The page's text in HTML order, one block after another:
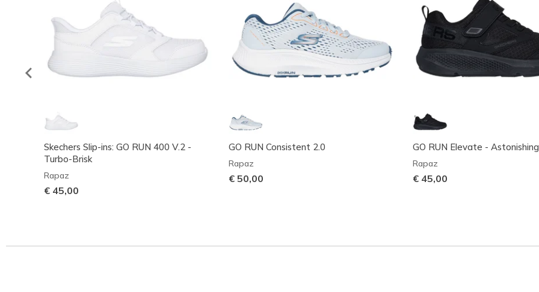
Skechers Slip-ins: GO RUN 400 V.2 -
Turbo-Brisk
Rapaz
€ 45,00
GO RUN Consistent 2.0
Rapaz
€ 50,00
GO RUN Elevate -
Rapaz
€ 45,00